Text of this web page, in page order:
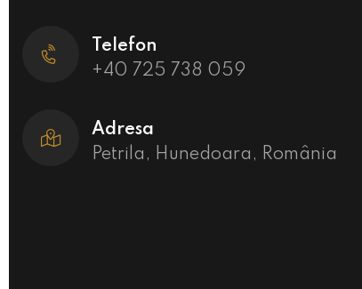
Telefon
+40 725 738 059
Adresa
Petrila, Hunedoara, România